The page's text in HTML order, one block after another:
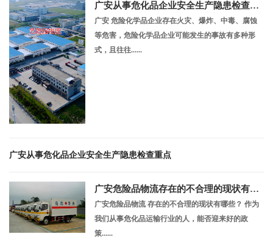
广安从事危化品企业安全生产隐患检查重点
广安 危险化学品企业存在火灾、爆炸、中毒、腐蚀
等危害，危险化学品企业可能发生的事故有多种形
式，且往往......
广安从事危化品企业安全生产隐患检查重点
广安危险品物流存在的不合理的现状有哪些？
广安危险品物流 存在的不合理的现状有哪些？ 作为
我们从事危化品运输行业的人，能否迎来好的政
策......